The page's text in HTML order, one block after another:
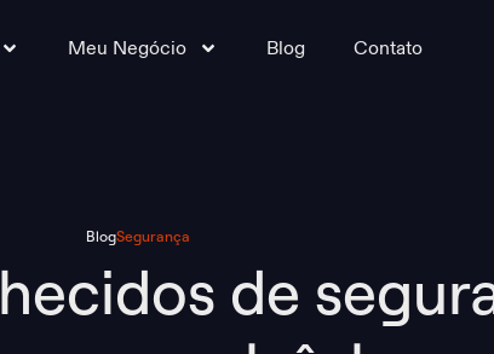
Meu Negócio Blog Contato
BlogSegurança
de